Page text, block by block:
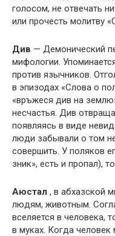
голосом, не отвечать
или прочесть молитву
Див — Демонический
мифологии.
против язычников.
в эпизодах «Слова о
«връжеся див на
несчастья. Див
появляясь в виде
люди забывали о том
совершить. У поляков
зник», есть и пропал),
Аюстал , в абхазской
людям, животным.
вселяется в человека,
в муках. Когда